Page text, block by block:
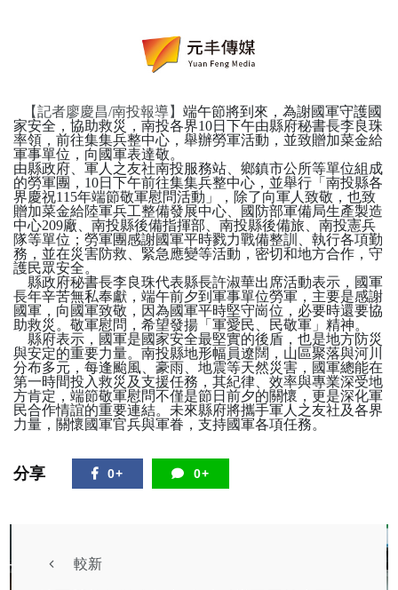
【記者廖慶昌/南投報導】 端午節將到來，為謝國軍守護國
家安全，協助救災，南投各界10日下午由縣府秘書長李良珠
率領，前往集集兵整中心，舉辦勞軍活動，並致贈加菜金給
軍事單位，向國軍表達敬。
由縣政府、軍人之友社南投服務站、鄉鎮市公所等單位組成
的勞軍團， 10日下午前往集集兵整中心，並舉行「南投縣各
界慶祝115年端節敬軍慰問活動」，除了向軍人致敬，也致
贈加菜金給陸軍兵工整備發展中心、國防部軍備局生產製造
中心209廠、南投縣後備指揮部、南投縣後備旅、南投憲兵
隊等單位；勞軍團感謝國軍平時戮力戰備整訓、執行各項勤
務，並在災害防救、緊急應變等活動，密切和地方合作，守
護民眾安全。
縣政府秘書長李良珠代表縣長許淑華出席活動表示，國軍
長年辛苦無私奉獻，端午前夕到軍事單位勞軍，主要是感謝
國軍，向國軍致敬，因為國軍平時堅守崗位，必要時還要協
助救災。敬軍慰問，希望發揚「軍愛民、民敬軍」精神。
縣府表示，國軍是國家安全最堅實的後盾，也是地方防災
與安定的重要力量。南投縣地形幅員遼闊，山區聚落與河川
分布多元，每逢颱風、豪雨、地震等天然災害，國軍總能在
第一時間投入救災及支援任務，其紀律、效率與專業深受地
方肯定，端節敬軍慰問不僅是節日前夕的關懷，更是深化軍
民合作情誼的重要連結。未來縣府將攜手軍人之友社及各界
力量，關懷國軍官兵與軍眷，支持國軍各項任務。
分享 0+ 0+
較新